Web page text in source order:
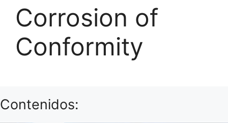
Corrosion of
Conformity
Contenidos: